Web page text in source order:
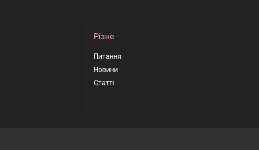
Різне
Питання
Новини
Статті